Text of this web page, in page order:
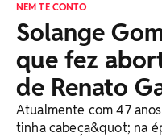
NEM TE CONTO
Solange
que fez
de Renato
Atualmente com 47
tinha cabeça&quot; na